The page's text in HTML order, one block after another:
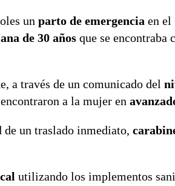
un parto de emergencia en el
de 30 años que se encontraba
a través de un comunicado del
a la mujer en
un traslado inmediato,
utilizando los implementos